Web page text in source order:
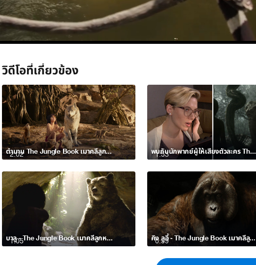
/
วิดีโอที่เกี่ยวข้อง
2:02 ตำนาน The Jungle Book เมาคลีลูกหมาป่า 1:53 พบกับนักพากย์ผู้ให้เสียงตัวละคร The Jungle Book เมาคลีลูกหมาป่า
1:05 บาลู - The Jungle Book เมาคลีลูกหมาป่า 0:59 คิง ลูอี้ - The Jungle Book เมาคลีลูกหมาป่า